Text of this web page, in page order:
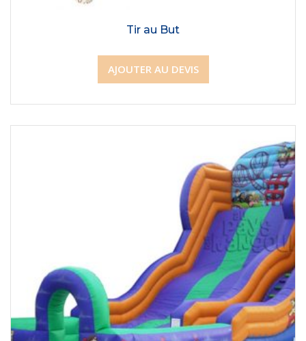
Tir au But
AJOUTER AU DEVIS